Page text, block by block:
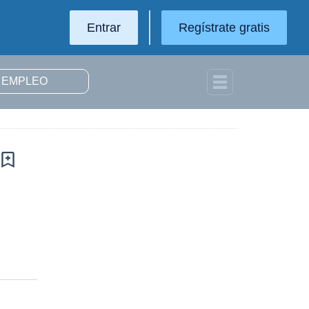
Entrar Regístrate gratis